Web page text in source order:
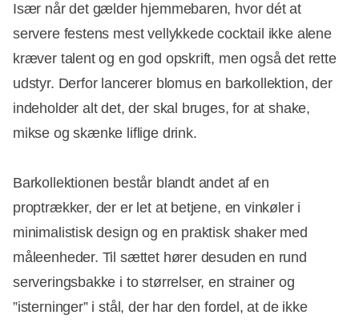
Især når det gælder hjemmebaren, hvor dét at
servere festens mest vellykkede cocktail ikke alene
kræver talent og en god opskrift, men også det rette
udstyr. Derfor lancerer blomus en barkollektion, der
indeholder alt det, der skal bruges, for at shake,
mikse og skænke liflige drink.
Barkollektionen består blandt andet af en
proptrækker, der er let at betjene, en vinkøler i
minimalistisk design og en praktisk shaker med
måleenheder. Til sættet hører desuden en rund
serveringsbakke i to størrelser, en strainer og
”isterninger” i stål, der har den fordel, at de ikke